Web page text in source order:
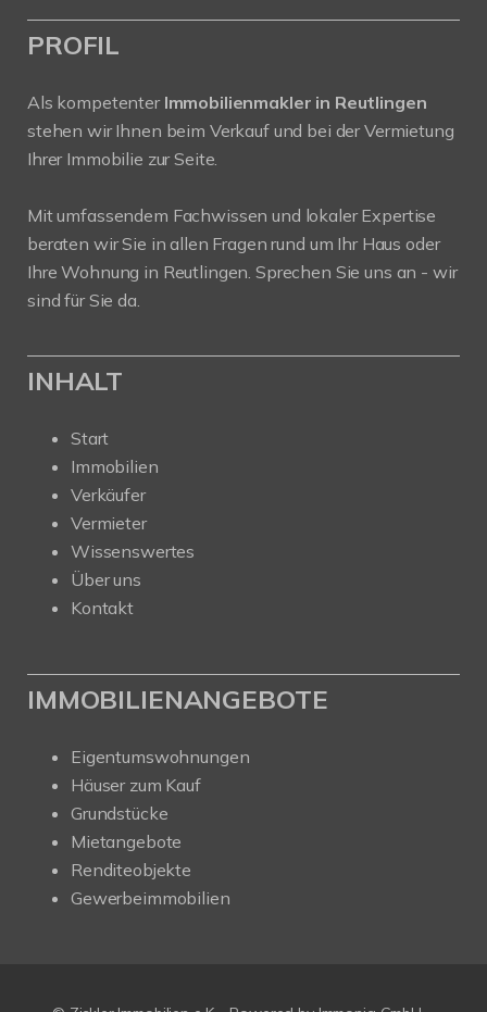
PROFIL
Als kompetenter Immobilienmakler in Reutlingen
stehen wir Ihnen beim Verkauf und bei der Vermietung
Ihrer Immobilie zur Seite.
Mit umfassendem Fachwissen und lokaler Expertise
beraten wir Sie in allen Fragen rund um Ihr Haus oder
Ihre Wohnung in Reutlingen. Sprechen Sie uns an - wir
sind für Sie da.
INHALT
Start
Immobilien
Verkäufer
Vermieter
Wissenswertes
Über uns
Kontakt
IMMOBILIENANGEBOTE
Eigentumswohnungen
Häuser zum Kauf
Grundstücke
Mietangebote
Renditeobjekte
Gewerbeimmobilien